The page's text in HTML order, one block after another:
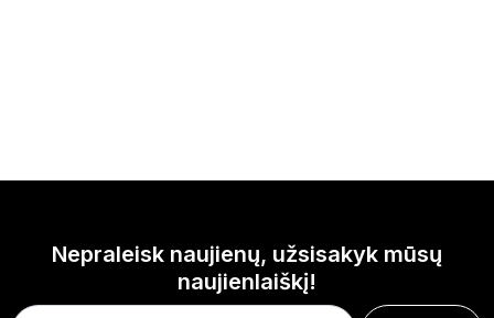
Nepraleisk naujienų, užsisakyk mūsų
naujienlaiškį!